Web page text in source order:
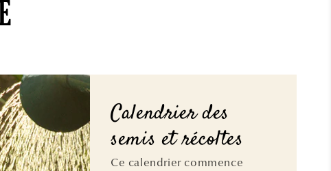
Calendrier des
semis et récoltes
Ce calendrier commence